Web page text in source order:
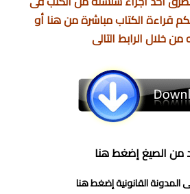
قراءة الكتاب مباشرة من هنا أو
من خلال الرابط التالى
من الصيغ إضغط هنا
المدونة القانونيةإضغط هنا